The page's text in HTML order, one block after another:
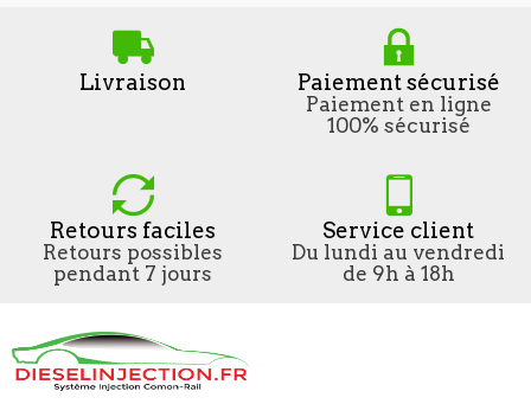
Livraison Paiement sécurisé
Paiement en ligne
100% sécurisé
Retours faciles
Retours possibles
pendant 7 jours
Service client
Du lundi au vendredi
de 9h à 18h